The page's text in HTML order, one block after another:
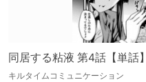
同居する粘液 第4話【単話】
キルタイムコミュニケーション